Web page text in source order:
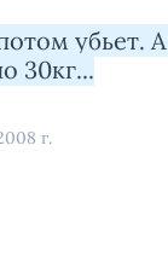
убьет.
30кг...
г.